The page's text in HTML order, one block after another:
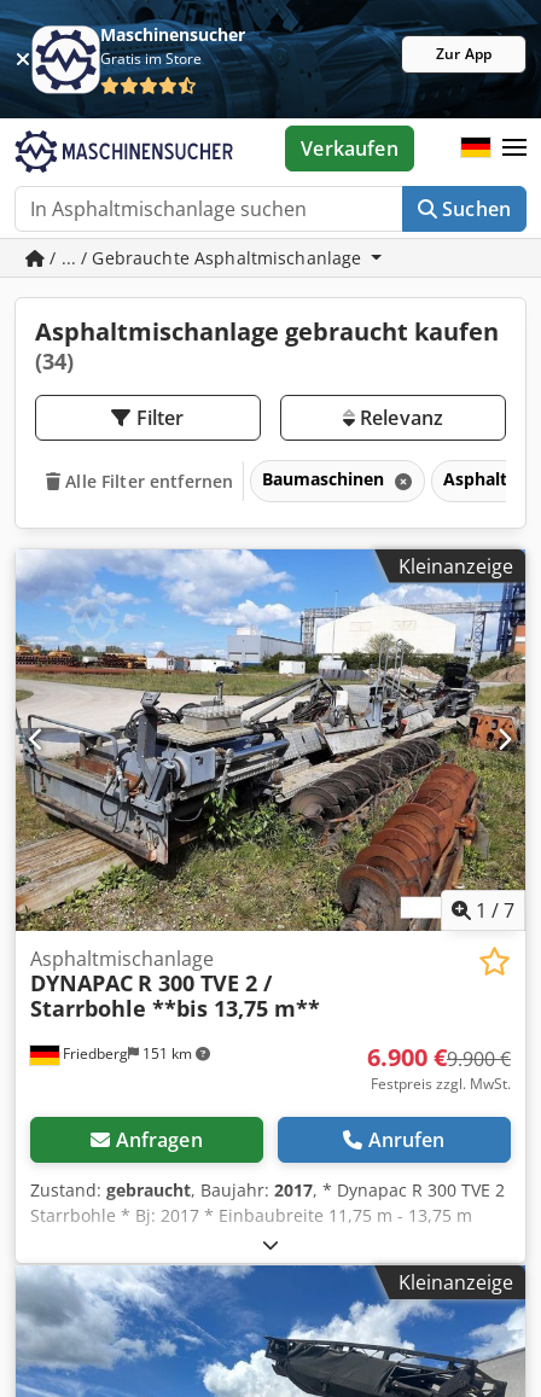
Maschinensucher
Gratis im Store Zur App
Suchen
Verkaufen
/ ... / Gebrauchte Asphaltmischanlage
Asphaltmischanlage gebraucht kaufen
(34)
Filter Relevanz
Alle Filter entfernen Baumaschinen
Kleinanzeige
1 /7
Friedberg 151 km
Asphaltmischanlage
DYNAPAC R 300 TVE 2 /
Starrbohle **bis 13,75 m**
6.900 €9.900 €
Festpreis zzgl. MwSt.
Anfragen Anrufen
Zustand: gebraucht, Baujahr: 2017, * Dynapac R 300 TVE 2
Starrbohle * Bj: 2017 * Einbaubreite 11,75 m - 13,75 m
Dwsdpfx Ajyq A S Nsc Uea * mehr Bilder und Videos per
Whatsapp * Angaben ohne Gewähr und Zwischenverkauf
vorbehalten.
Kleinanzeige